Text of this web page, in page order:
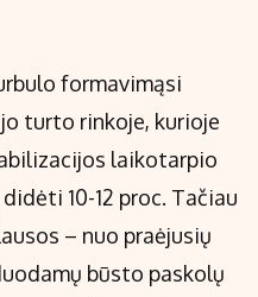
formavimąsi
turto rinkoje, kurioje
laikotarpio
10-12 proc. Tačiau
– nuo praėjusių
būsto paskolų